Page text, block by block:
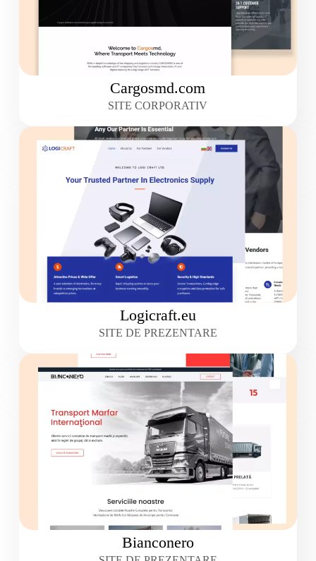
Cargosmd.com
SITE CORPORATIV
Logicraft.eu
SITE DE PREZENTARE
Bianconero